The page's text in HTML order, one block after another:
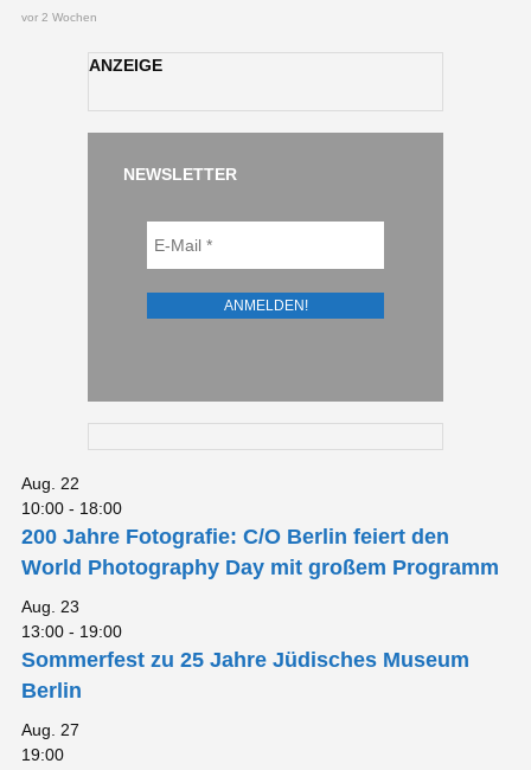
vor 2 Wochen
ANZEIGE
NEWSLETTER
Aug. 22
10:00 - 18:00
200 Jahre Fotografie: C/O Berlin feiert den
World Photography Day mit großem Programm
Aug. 23
13:00 - 19:00
Sommerfest zu 25 Jahre Jüdisches Museum
Berlin
Aug. 27
19:00